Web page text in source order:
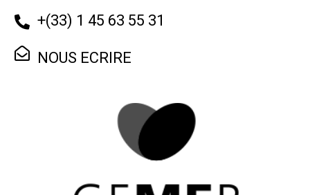
+(33) 1 45 63 55 31
NOUS ECRIRE